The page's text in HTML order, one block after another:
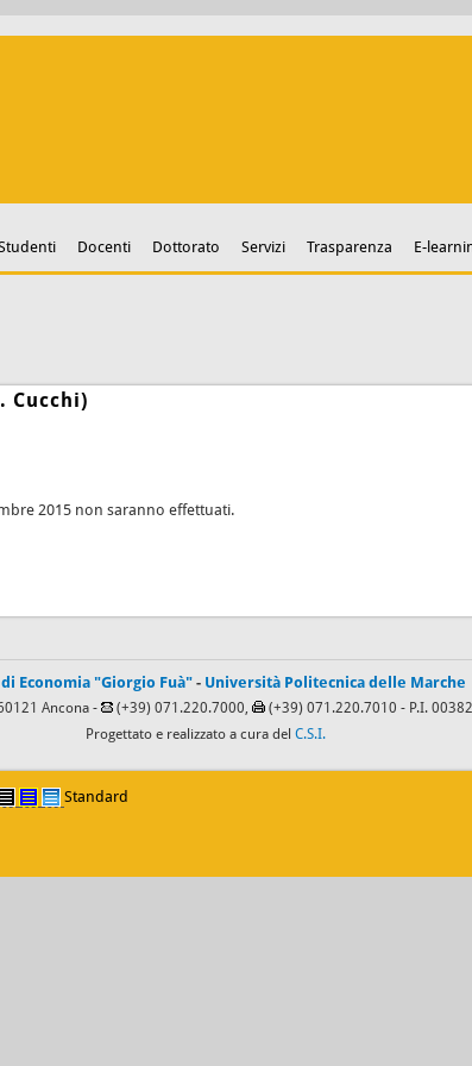
Docenti Dottorato Servizi Trasparenza E-
Cucchi)
2015 non saranno effettuati.
di Economia "Giorgio Fuà" - Università Politecnica delle Marche
Ancona - (+39) 071.220.7000, (+39) 071.220.7010 - P.I.
Progettato e realizzato a cura del C.S.I.
Standard